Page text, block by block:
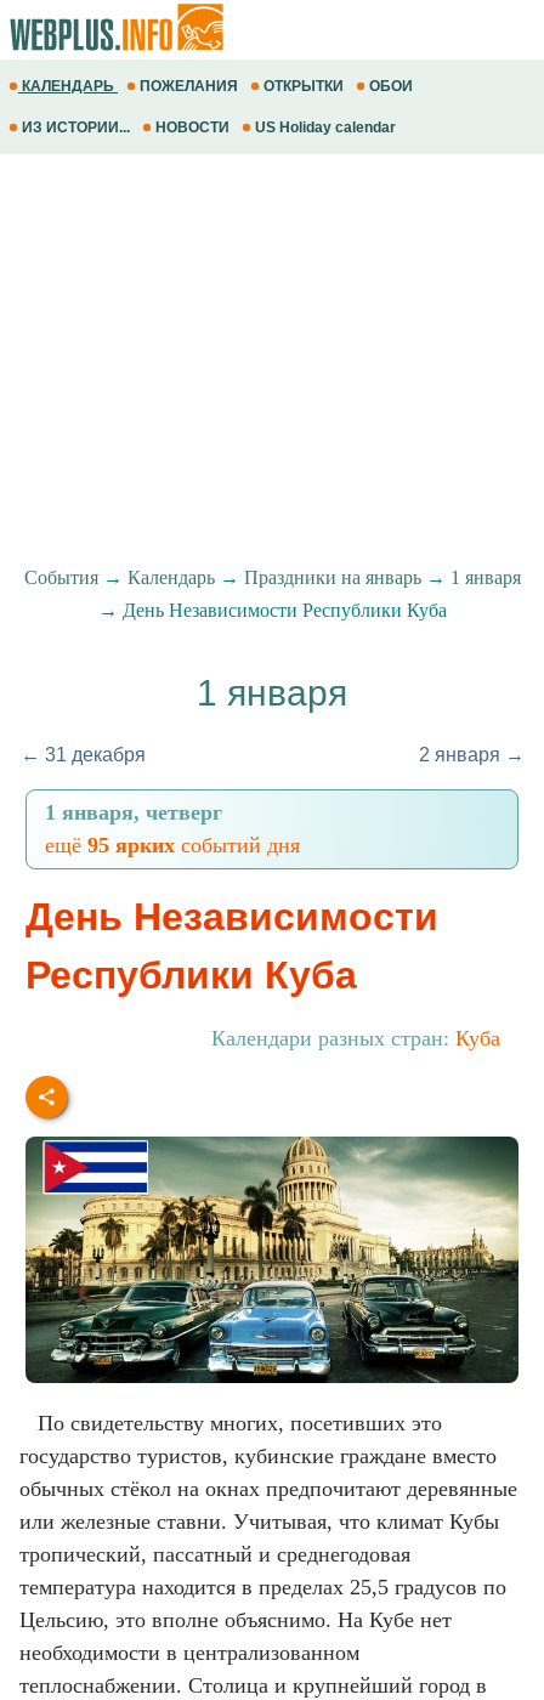
КАЛЕНДАРЬ ПОЖЕЛАНИЯ ОТКРЫТКИ ОБОИ
ИЗ ИСТОРИИ... НОВОСТИ US Holiday calendar
События→ Календарь→ Праздники на январь→ 1 января
→ День Независимости Республики Куба
1 января
← 31 декабря 2 января →
1 января, четверг
ещё 95 ярких событий дня
День Независимости
Республики Куба
Календари разных стран: Куба
По свидетельству многих, посетивших это
государство туристов, кубинские граждане вместо
обычных стёкол на окнах предпочитают деревянные
или железные ставни. Учитывая, что климат Кубы
тропический, пассатный и среднегодовая
температура находится в пределах 25,5 градусов по
Цельсию, это вполне объяснимо. На Кубе нет
необходимости в централизованном
теплоснабжении. Столица и крупнейший город в